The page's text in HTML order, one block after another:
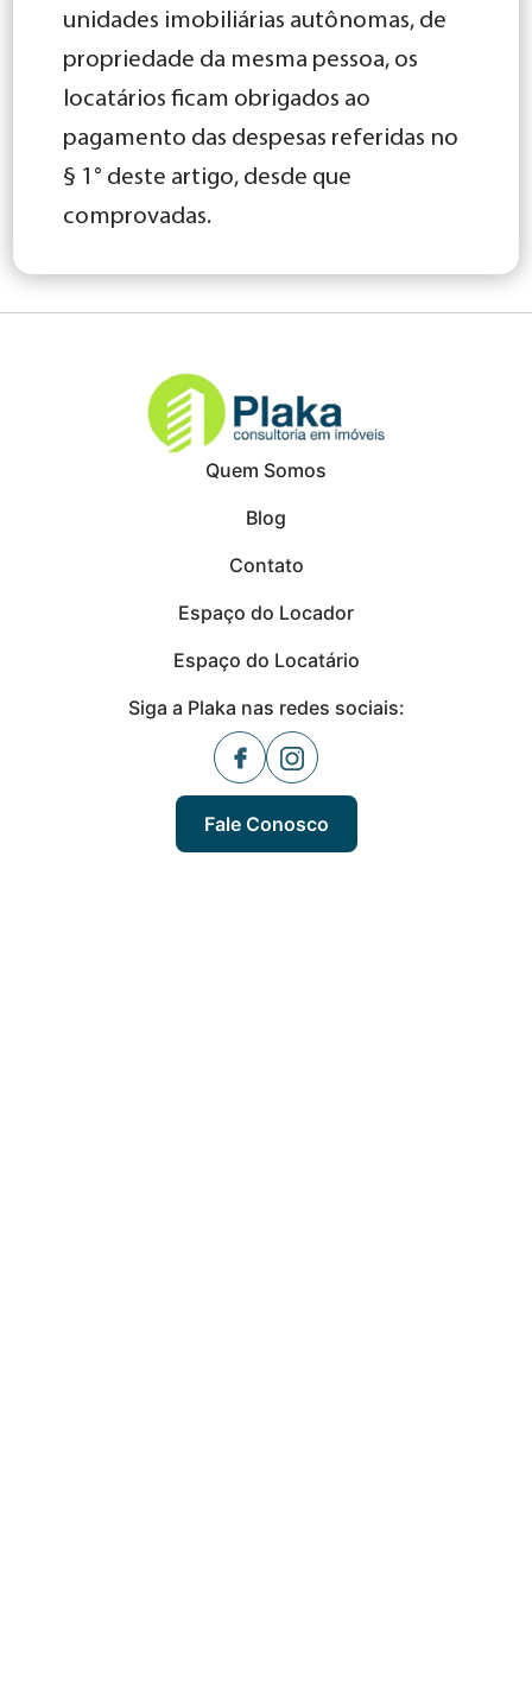
unidades imobiliárias autônomas, de
propriedade da mesma pessoa, os
locatários ficam obrigados ao
pagamento das despesas referidas no
§ 1° deste artigo, desde que
comprovadas.
Quem Somos
Blog
Contato
Espaço do Locador
Espaço do Locatário
Siga a Plaka nas redes sociais:
Fale Conosco